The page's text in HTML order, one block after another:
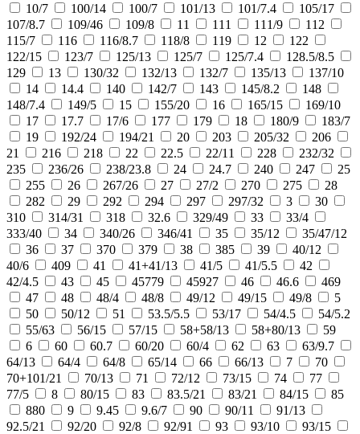
10/7
100/14 100/7 101/13 101/7.4
105/17
107/8.7
109/46 109/8 11 111 111/9
112
115/7
116 116/8.7 118/8 119 12
122
122/15
123/7 125/13 125/7 125/7.4
128.5/8.5
129
13 130/32 132/13 132/7 135/13
137/10
14
14.4 140 142/7 143 145/8.2
148
148/7.4
149/5 15 155/20 16 165/15
169/10
17
17.7 17/6 177 179 18 180/9
183/7
19
192/24 194/21 20 203 205/32
206
21
216 218 22 22.5 22/11 228
232/32
235
236/26 238/23.8 24 24.7 240 247
25
255
26 267/26 27 27/2 270 275
28
282
29 292 294 297 297/32 3
30
310
314/31 318 32.6 329/49 33
33/4
333/40
34 340/26 346/41 35 35/12
35/47/12
36
37 370 379 38 385 39
40/12
40/6
409 41 41+41/13 41/5 41/5.5
42
42/4.5
43 45 45779 45927 46 46.6
469
47
48 48/4 48/8 49/12 49/15 49/8
5
50
50/12 51 53.5/5.5 53/17 54/4.5
54/5.2
55/63
56/15 57/15 58+58/13 58+80/13
59
6
60 60.7 60/20 60/4 62 63
63/9.7
64/13
64/4 64/8 65/14 66 66/13 7
70
70+101/21
70/13 71 72/12 73/15 74
77
77/5
8 80/15 83 83.5/21 83/21 84/15
85
880
9 9.45 9.6/7 90 90/11
91/13
92.5/21
92/20 92/8 92/91 93 93/10
93/15